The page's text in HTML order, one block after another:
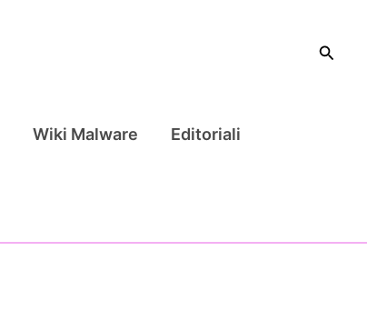
Cerca
Wiki Malware Editoriali